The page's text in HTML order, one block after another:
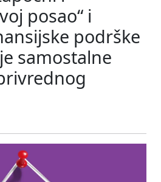
posao“ i
podrške
samostalne